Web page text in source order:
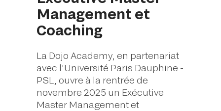
Management et
Coaching
La Dojo Academy, en partenariat
avec l'Université Paris Dauphine -
PSL, ouvre à la rentrée de
novembre 2025 un Exécutive
Master Management et